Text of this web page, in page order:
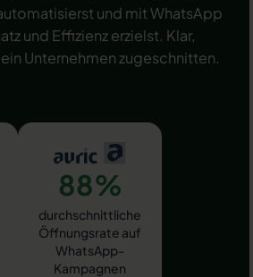
und mit WhatsApp
und Effizienz erzielst. Klar,
Unternehmen zugeschnitten.
88%
durchschnittliche
Öffnungsrate auf
WhatsApp-
Kampagnen